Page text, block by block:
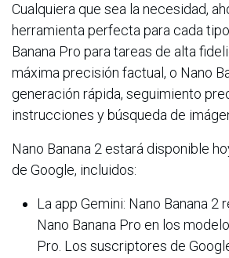
Cualquiera que sea la necesidad,
herramienta perfecta para cada
Banana Pro para tareas de alta
máxima precisión factual, o Nano
generación rápida, seguimiento
instrucciones y búsqueda de
Nano Banana 2 estará disponible
de Google, incluidos:
La app Gemini: Nano Banana 2
Nano Banana Pro en los
Pro. Los suscriptores de